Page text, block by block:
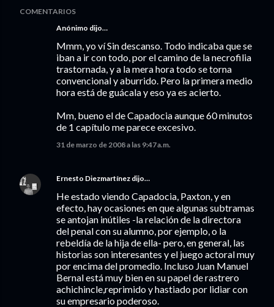
COMENTARIOS
Anónimo dijo…
Mmm, yo ví Sin descanso. Todo indicaba que se
iban a ir con todo, por el camino de la necrofilia
trastornada, y a la mera hora todo se torna
convencional y aburrido. Pero la primera medio
hora está de guácala y eso ya es acierto.
Mm, bueno el de Capadocia aunque 60 minutos
de 1 capítulo me parece excesivo.
31 de marzo de 2008 a las 9:47 a.m.
Ernesto Diezmartínez dijo…
He estado viendo Capadocia, Paxton, y en
efecto, hay ocasiones en que algunas subtramas
se antojan inútiles -la relación de la directora
del penal con su alumno, por ejemplo, o la
rebeldía de la hija de ella- pero, en general, las
historias son interesantes y el juego actoral muy
por encima del promedio. Incluso Juan Manuel
Bernal está muy bien en su papel de rastrero
achichincle,reprimido y hastiado por lidiar con
su empresario poderoso.